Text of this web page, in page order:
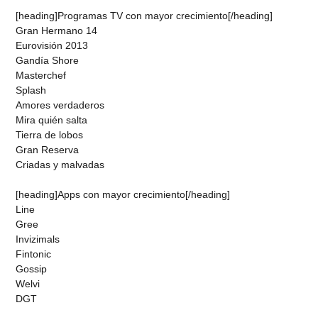
[heading]Programas TV con mayor crecimiento[/heading]
Gran Hermano 14
Eurovisión 2013
Gandía Shore
Masterchef
Splash
Amores verdaderos
Mira quién salta
Tierra de lobos
Gran Reserva
Criadas y malvadas
[heading]Apps con mayor crecimiento[/heading]
Line
Gree
Invizimals
Fintonic
Gossip
Welvi
DGT